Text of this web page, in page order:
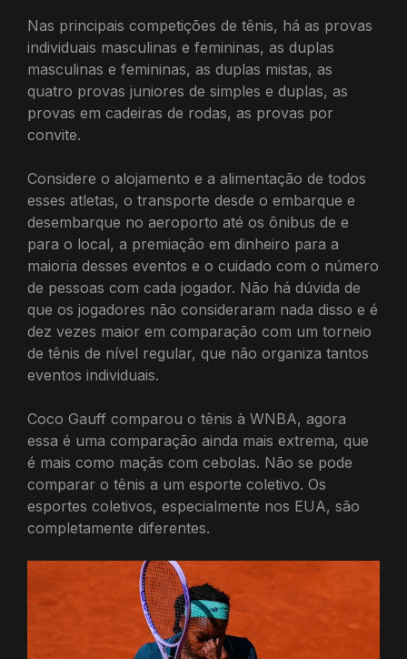
Nas principais competições de tênis, há as provas
individuais masculinas e femininas, as duplas
masculinas e femininas, as duplas mistas, as
quatro provas juniores de simples e duplas, as
provas em cadeiras de rodas, as provas por
convite.
Considere o alojamento e a alimentação de todos
esses atletas, o transporte desde o embarque e
desembarque no aeroporto até os ônibus de e
para o local, a premiação em dinheiro para a
maioria desses eventos e o cuidado com o número
de pessoas com cada jogador. Não há dúvida de
que os jogadores não consideraram nada disso e é
dez vezes maior em comparação com um torneio
de tênis de nível regular, que não organiza tantos
eventos individuais.
Coco Gauff comparou o tênis à WNBA, agora
essa é uma comparação ainda mais extrema, que
é mais como maçãs com cebolas. Não se pode
comparar o tênis a um esporte coletivo. Os
esportes coletivos, especialmente nos EUA, são
completamente diferentes.